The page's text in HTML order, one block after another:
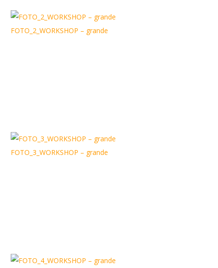
FOTO_2_WORKSHOP – grande
FOTO_3_WORKSHOP – grande